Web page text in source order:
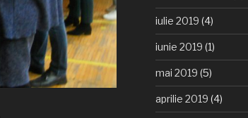
iulie 2019 (4)
iunie 2019 (1)
mai 2019 (5)
aprilie 2019 (4)